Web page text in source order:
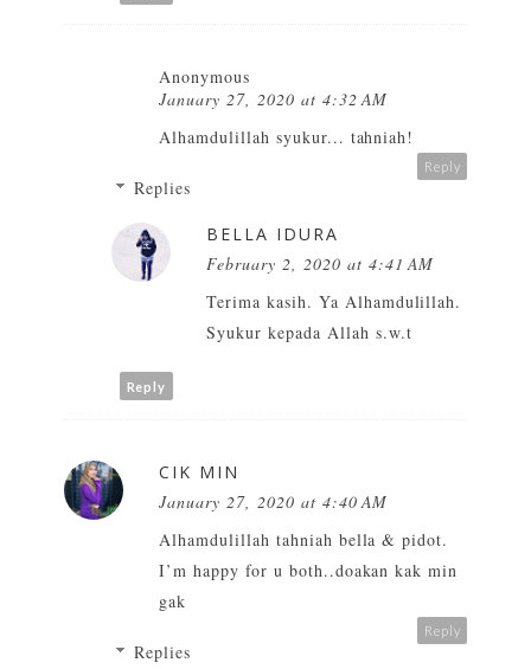
Anonymous
January 27, 2020 at 4:32 AM
Alhamdulillah syukur... tahniah!
Reply
Replies
BELLA IDURA
February 2, 2020 at 4:41 AM
Terima kasih. Ya Alhamdulillah.
Syukur kepada Allah s.w.t
Reply
CIK MIN
January 27, 2020 at 4:40 AM
Alhamdulillah tahniah bella & pidot.
I’m happy for u both..doakan kak min
gak
Reply
Replies